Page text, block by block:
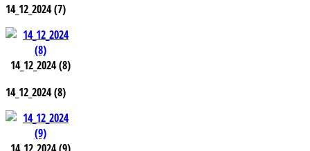
14_12_2024 (7)
14_12_2024 (8)
14_12_2024 (8)